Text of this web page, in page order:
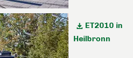
ET2010 in
Heilbronn